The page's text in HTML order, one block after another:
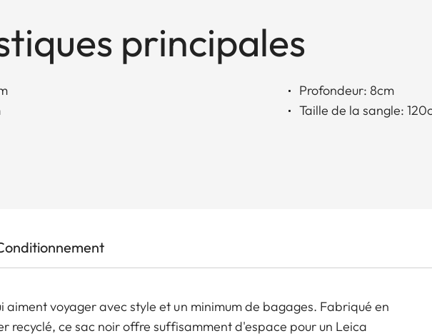
principales
Profondeur: 8cm
Taille de la sangle:
aiment voyager avec style et un minimum de bagages. Fabriqué en
recyclé, ce sac noir offre suffisamment d'espace pour un Leica